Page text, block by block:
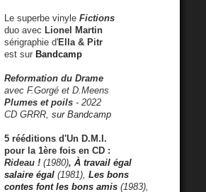
Le superbe vinyle Fictions
duo avec Lionel Martin
sérigraphie d'Ella & Pitr
est sur Bandcamp
Reformation du Drame
avec F.Gorgé et D.Meens
Plumes et poils - 2022
CD GRRR, sur Bandcamp
5 rééditions d'Un D.M.I.
pour la 1ère fois en CD :
Rideau ! (1980), À travail égal
salaire égal (1981), Les bons
contes font les bons amis (1983),